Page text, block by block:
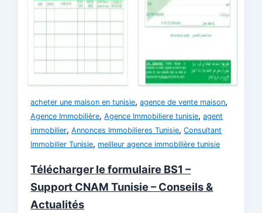
acheter une maison en tunisie,agence de vente maison,
Agence Immobilière,Agence Immobiliere tunisie,agent
immobilier,Annonces Immobilieres Tunisie,Consultant
Immobilier Tunisie, meilleur agence immobilière tunisie
Télécharger le formulaire BS1 –
Support CNAM Tunisie – Conseils &
Actualités